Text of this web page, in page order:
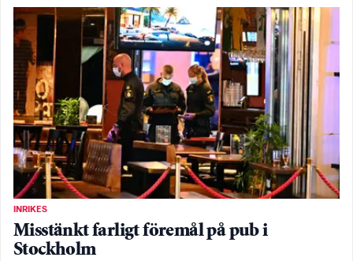
INRIKES
Misstänkt farligt föremål på pub i
Stockholm